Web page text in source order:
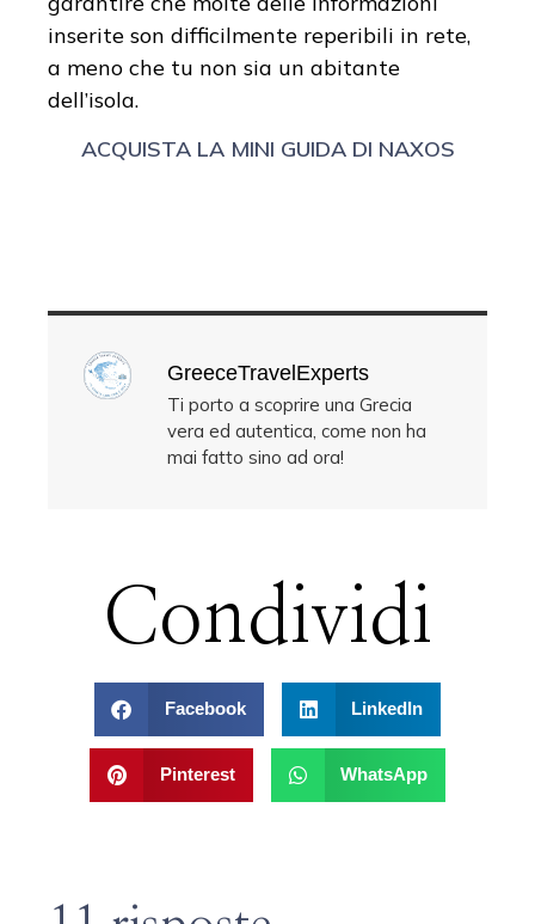
inserite son difficilmente reperibili in rete,
a meno che tu non sia un abitante
dell’isola.
ACQUISTA LA MINI GUIDA DI NAXOS
GreeceTravelExperts
Ti porto a scoprire una Grecia
vera ed autentica, come non ha
mai fatto sino ad ora!
Condividi
Facebook LinkedIn
Pinterest WhatsApp